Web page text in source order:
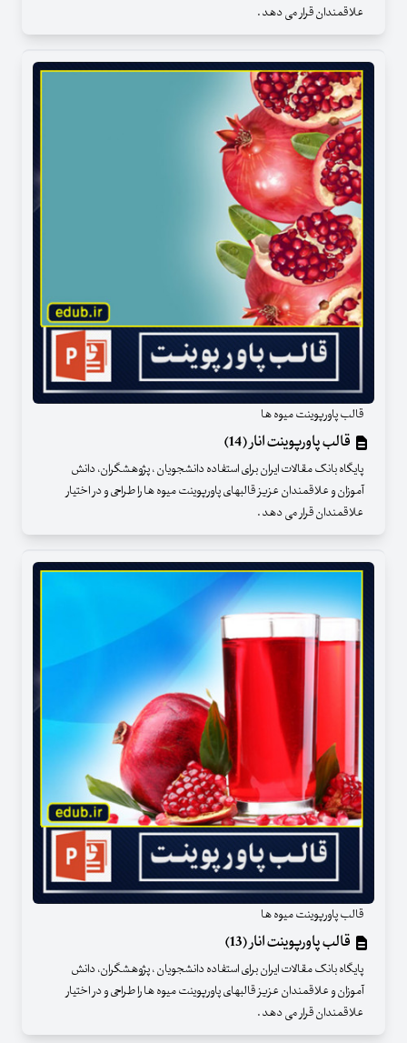
علاقمندان قرار می دهد .
قالب پاورپوینت میوه ها
قالب پاورپوینت انار (14)
پایگاه بانک مقالات ایران برای استفاده دانشجویان ، پژوهشگران، دانش
آموزان و علاقمندان عزیز قالبهای پاورپوینت میوه ها را طراحی و در اختیار
علاقمندان قرار می دهد .
قالب پاورپوینت میوه ها
قالب پاورپوینت انار (13)
پایگاه بانک مقالات ایران برای استفاده دانشجویان ، پژوهشگران، دانش
آموزان و علاقمندان عزیز قالبهای پاورپوینت میوه ها را طراحی و در اختیار
علاقمندان قرار می دهد .